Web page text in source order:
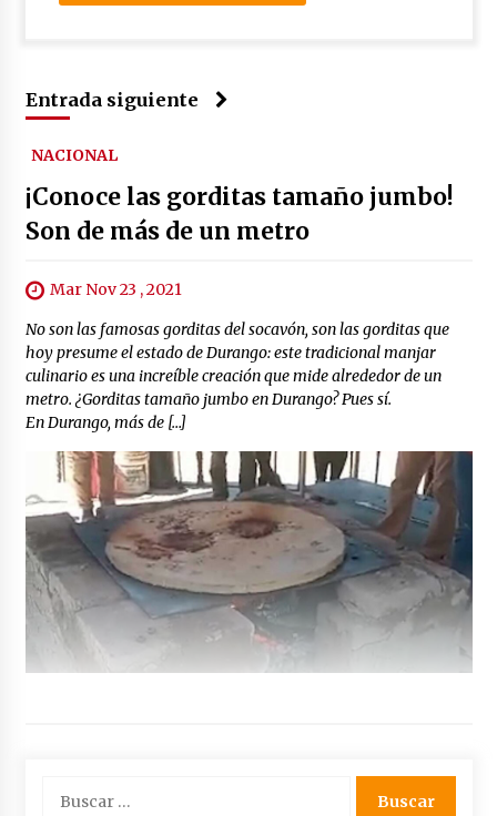
Entrada siguiente
NACIONAL
¡Conoce las gorditas tamaño jumbo!
Son de más de un metro
Mar Nov 23 , 2021
No son las famosas gorditas del socavón, son las gorditas que
hoy presume el estado de Durango: este tradicional manjar
culinario es una increíble creación que mide alrededor de un
metro. ¿Gorditas tamaño jumbo en Durango? Pues sí.
En Durango, más de […]